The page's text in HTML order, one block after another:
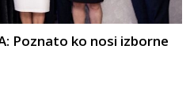
Poznato ko nosi izborne